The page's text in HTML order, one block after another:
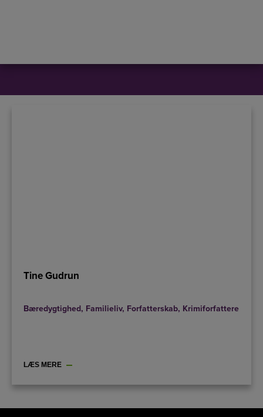
Tine Gudrun
Bæredygtighed, Familieliv, Forfatterskab, Krimiforfattere
LÆS MERE